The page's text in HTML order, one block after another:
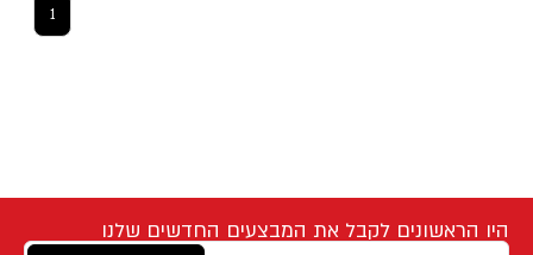
1
היו הראשונים לקבל את המבצעים החדשים שלנו